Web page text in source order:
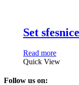
Set
Read more
Quick View
Follow us on: